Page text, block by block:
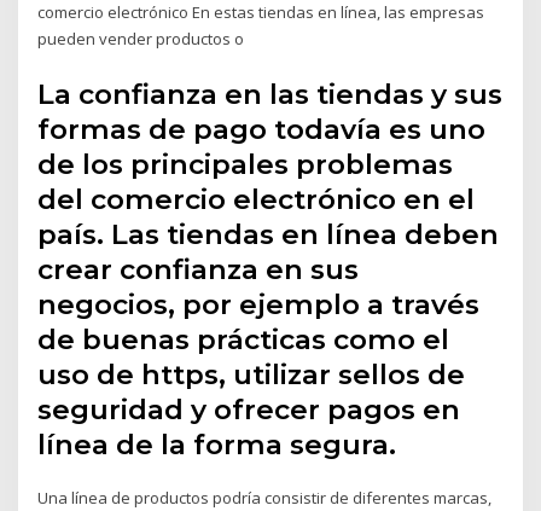
comercio electrónico En estas tiendas en línea, las empresas
pueden vender productos o
La confianza en las tiendas y sus
formas de pago todavía es uno
de los principales problemas
del comercio electrónico en el
país. Las tiendas en línea deben
crear confianza en sus
negocios, por ejemplo a través
de buenas prácticas como el
uso de https, utilizar sellos de
seguridad y ofrecer pagos en
línea de la forma segura.
Una línea de productos podría consistir de diferentes marcas,